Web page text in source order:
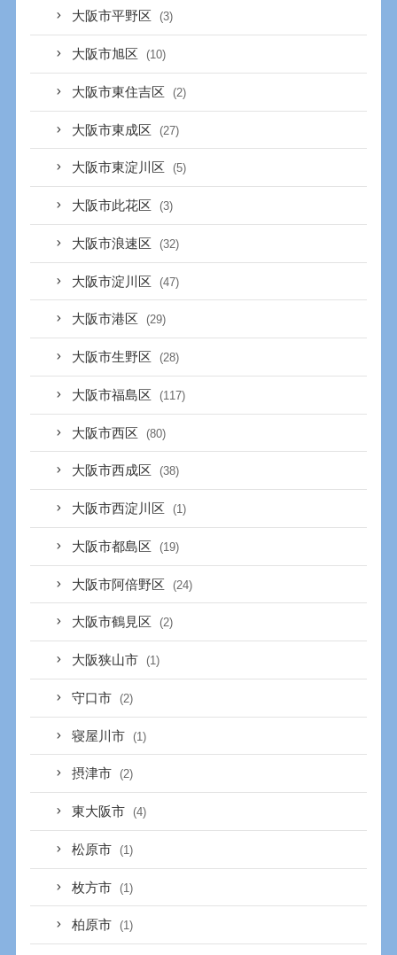
大阪市平野区 (3)
大阪市旭区 (10)
大阪市東住吉区 (2)
大阪市東成区 (27)
大阪市東淀川区 (5)
大阪市此花区 (3)
大阪市浪速区 (32)
大阪市淀川区 (47)
大阪市港区 (29)
大阪市生野区 (28)
大阪市福島区 (117)
大阪市西区 (80)
大阪市西成区 (38)
大阪市西淀川区 (1)
大阪市都島区 (19)
大阪市阿倍野区 (24)
大阪市鶴見区 (2)
大阪狭山市 (1)
守口市 (2)
寝屋川市 (1)
摂津市 (2)
東大阪市 (4)
松原市 (1)
枚方市 (1)
柏原市 (1)